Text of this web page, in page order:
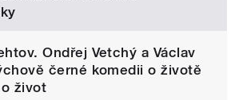
Ondřej Vetchý a Václav
černé komedii o životě
život